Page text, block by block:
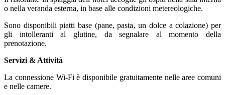
o nella veranda esterna, in base alle condizioni metereologiche.
Sono disponibili piatti base (pane, pasta, un dolce a colazione) per
gli intolleranti al glutine, da segnalare al momento della
prenotazione.
Servizi & Attività
La connessione Wi-Fi è disponibile gratuitamente nelle aree comuni
e nelle camere.